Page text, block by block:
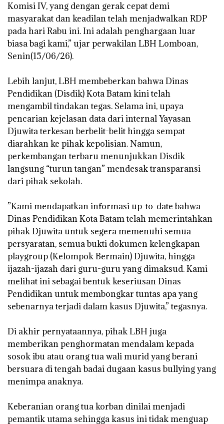
Komisi IV, yang dengan gerak cepat demi
masyarakat dan keadilan telah menjadwalkan RDP
pada hari Rabu ini. Ini adalah penghargaan luar
biasa bagi kami,” ujar perwakilan LBH Lomboan,
Senin(15/06/26).
‎Lebih lanjut, LBH membeberkan bahwa Dinas
Pendidikan (Disdik) Kota Batam kini telah
mengambil tindakan tegas. Selama ini, upaya
pencarian kejelasan data dari internal Yayasan
Djuwita terkesan berbelit-belit hingga sempat
diarahkan ke pihak kepolisian. Namun,
perkembangan terbaru menunjukkan Disdik
langsung “turun tangan” mendesak transparansi
dari pihak sekolah.
‎”Kami mendapatkan informasi up-to-date bahwa
Dinas Pendidikan Kota Batam telah memerintahkan
pihak Djuwita untuk segera memenuhi semua
persyaratan, semua bukti dokumen kelengkapan
playgroup (Kelompok Bermain) Djuwita, hingga
ijazah-ijazah dari guru-guru yang dimaksud. Kami
melihat ini sebagai bentuk keseriusan Dinas
Pendidikan untuk membongkar tuntas apa yang
sebenarnya terjadi dalam kasus Djuwita,” tegasnya.
‎Di akhir pernyataannya, pihak LBH juga
memberikan penghormatan mendalam kepada
sosok ibu atau orang tua wali murid yang berani
bersuara di tengah badai dugaan kasus bullying yang
menimpa anaknya.
‎Keberanian orang tua korban dinilai menjadi
pemantik utama sehingga kasus ini tidak menguap